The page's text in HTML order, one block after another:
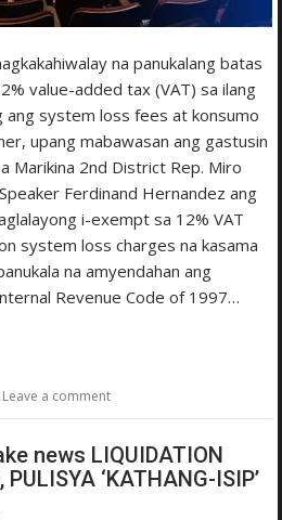
na panukalang batas
value-added tax (VAT) sa ilang
ang system loss fees at konsumo
upang mabawasan ang gastusin
Marikina 2nd District Rep. Miro
Ferdinand Hernandez ang
i-exempt sa 12% VAT
system loss charges na kasama
na amyendahan ang
Revenue Code of 1997…
Leave a comment
news LIQUIDATION
‘KATHANG-ISIP’